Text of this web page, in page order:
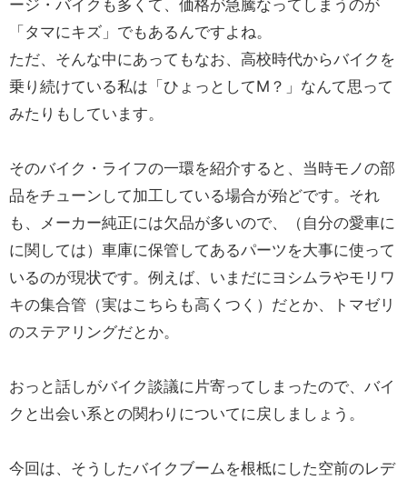
ージ・バイクも多くて、価格が急騰なってしまうのが
「タマにキズ」でもあるんですよね。
ただ、そんな中にあってもなお、高校時代からバイクを
乗り続けている私は「ひょっとしてM？」なんて思って
みたりもしています。
そのバイク・ライフの一環を紹介すると、当時モノの部
品をチューンして加工している場合が殆どです。それ
も、メーカー純正には欠品が多いので、（自分の愛車に
に関しては）車庫に保管してあるパーツを大事に使って
いるのが現状です。例えば、いまだにヨシムラやモリワ
キの集合管（実はこちらも高くつく）だとか、トマゼリ
のステアリングだとか。
おっと話しがバイク談議に片寄ってしまったので、バイ
クと出会い系との関わりについてに戻しましょう。
今回は、そうしたバイクブームを根柢にした空前のレデ